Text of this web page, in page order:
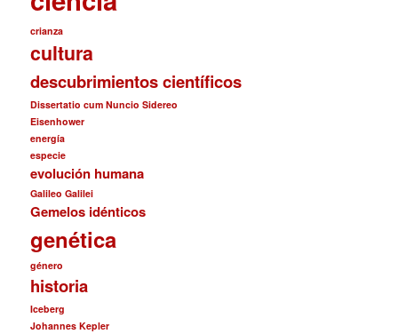
crianza
cultura
descubrimientos científicos
Dissertatio cum Nuncio Sidereo
Eisenhower
energía
especie
evolución humana
Galileo Galilei
Gemelos idénticos
genética
género
historia
Iceberg
Johannes Kepler